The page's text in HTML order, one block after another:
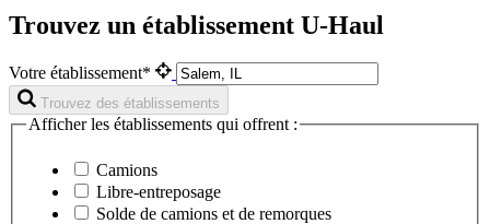
Trouvez un établissement U-Haul
Votre établissement*
Trouvez des établissements
Afficher les établissements qui offrent :
Camions
Libre-entreposage
Solde de camions et de remorques